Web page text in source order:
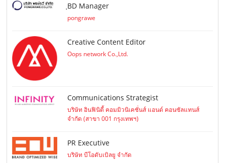
ฺBD Manager
pongrawe
Creative Content Editor
Oops network Co.,Ltd.
Communications Strategist
บริษัท อินฟินิตี้ คอมมิวนิเคชั่นส์ แอนด์ คอนซัลแทนส์
จำกัด (สาขา 001 กรุงเทพฯ)
PR Executive
บริษัท บีโอดับเบิลยู จำกัด